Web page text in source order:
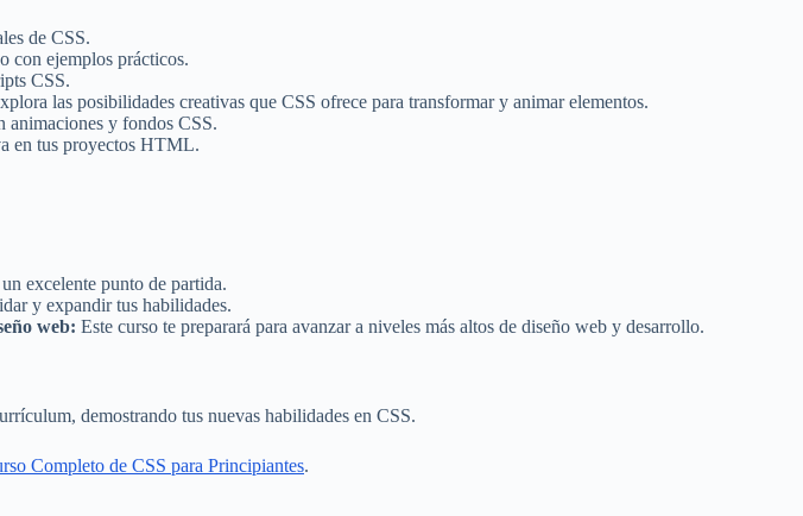
de CSS.
con ejemplos prácticos.
CSS.
las posibilidades creativas que CSS ofrece para transformar y animar elementos.
animaciones y fondos CSS.
en tus proyectos HTML.
excelente punto de partida.
y expandir tus habilidades.
web: Este curso te preparará para avanzar a niveles más altos de diseño web y desarrollo.
demostrando tus nuevas habilidades en CSS.
Completo de CSS para Principiantes.